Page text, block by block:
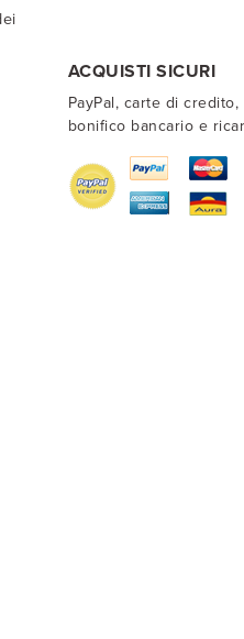
ACQUISTI SICURI
PayPal, carte di
bonifico bancario e